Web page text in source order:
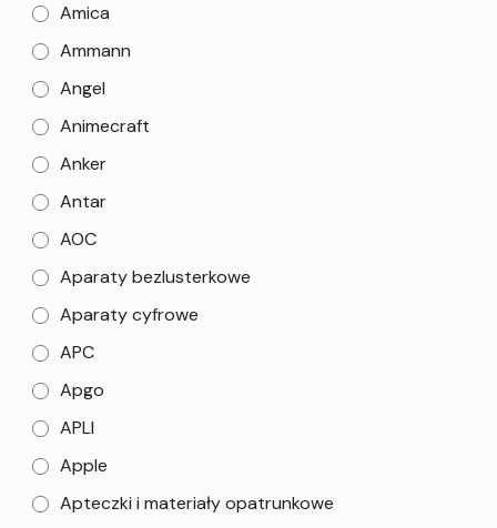
Amica
Ammann
Angel
Animecraft
Anker
Antar
AOC
Aparaty bezlusterkowe
Aparaty cyfrowe
APC
Apgo
APLI
Apple
Apteczki i materiały opatrunkowe